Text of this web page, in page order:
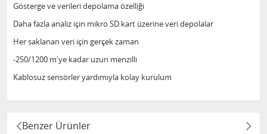
Gösterge ve verileri depolama özelliği
Daha fazla analiz için mikro SD kart üzerine veri depolalar
Her saklanan veri için gerçek zaman
-250/1200 m'ye kadar uzun menzilli
Kablosuz sensörler yardımıyla kolay kurulum
Benzer Ürünler